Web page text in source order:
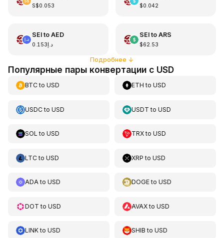
S$0.053 $0.042
SEIto AED
د.إ0.153
SEIto ARS
$62.53
Подробнее ↓
Популярные пары конвертации с USD
BTCto USD ETH toUSD
USDCto USD USDT toUSD
SOL to USD TRXtoUSD
LTCto USD XRP toUSD
ADAto USD DOGEtoUSD
DOT to USD AVAXtoUSD
LINKto USD SHIB toUSD